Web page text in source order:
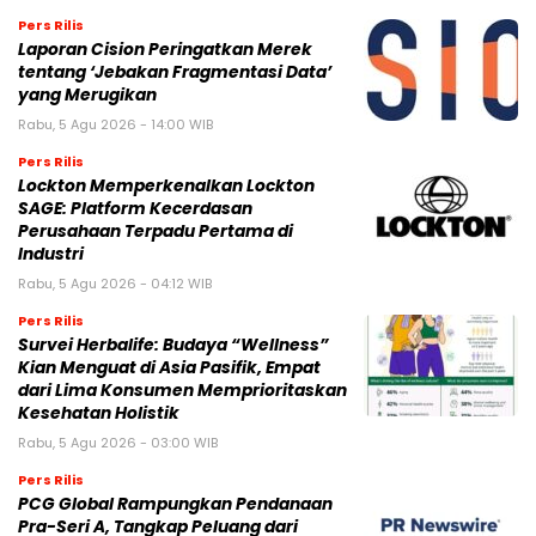
Pers Rilis
Laporan Cision Peringatkan Merek
tentang ‘Jebakan Fragmentasi Data’
yang Merugikan
Rabu, 5 Agu 2026 - 14:00 WIB
Pers Rilis
Lockton Memperkenalkan Lockton
SAGE: Platform Kecerdasan
Perusahaan Terpadu Pertama di
Industri
Rabu, 5 Agu 2026 - 04:12 WIB
Pers Rilis
Survei Herbalife: Budaya “Wellness”
Kian Menguat di Asia Pasifik, Empat
dari Lima Konsumen Memprioritaskan
Kesehatan Holistik
Rabu, 5 Agu 2026 - 03:00 WIB
Pers Rilis
PCG Global Rampungkan Pendanaan
Pra-Seri A, Tangkap Peluang dari